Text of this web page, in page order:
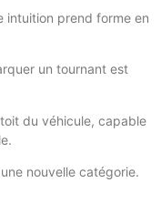
intuition prend forme en
un tournant est
du véhicule, capable
nouvelle catégorie.